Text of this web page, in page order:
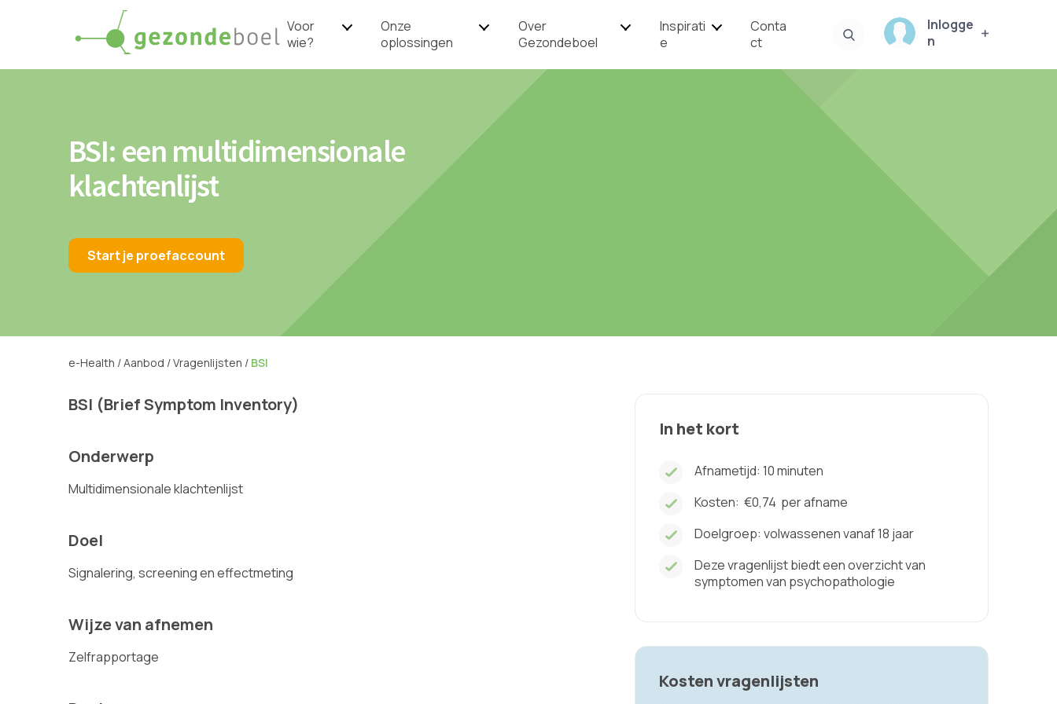
Voor
wie?
Onze
oplossingen
Over
Gezondeboel
Inspirati
e
Conta
ct
Inlogge
n
BSI: een multidimensionale
klachtenlijst
Start je proefaccount
e-Health /Aanbod /Vragenlijsten / BSI
BSI (Brief Symptom Inventory)
Onderwerp
Multidimensionale klachtenlijst
Doel
Signalering, screening en effectmeting
Wijze van afnemen
Zelfrapportage
In het kort
Afnametijd: 10 minuten
Kosten: €0,74 per afname
Doelgroep: volwassenen vanaf 18 jaar
Deze vragenlijst biedt een overzicht van
symptomen van psychopathologie
Kosten vragenlijsten